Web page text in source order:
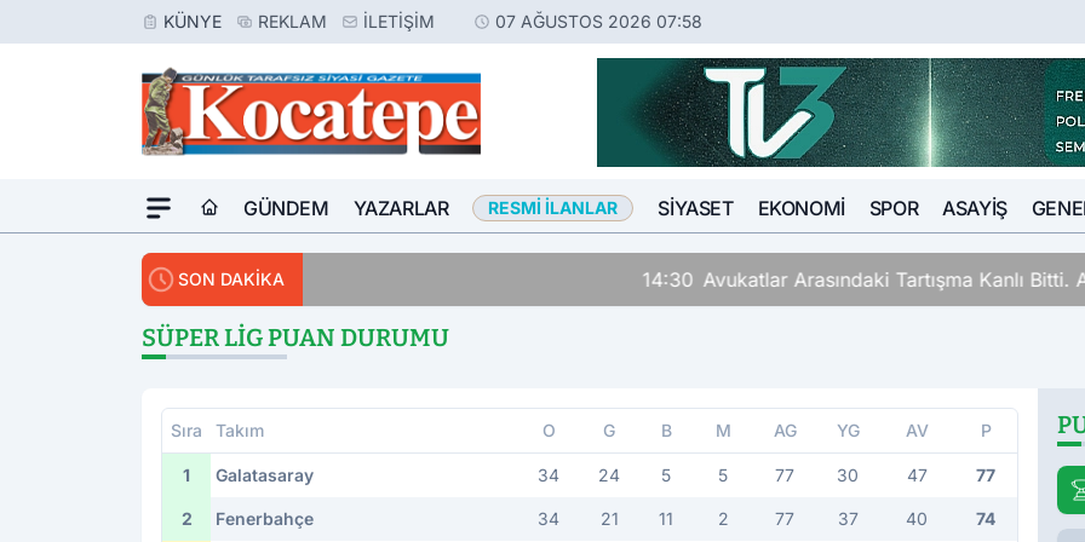
KÜNYE REKLAM İLETIŞIM 07 AĞUSTOS 2026 07:58
GÜNDEM YAZARLAR RESMI İLANLAR SIYASET EKONOMI SPOR ASAYIŞ
SON DAKİKA Avukatlar Arasındaki Tartışma Kanlı Bitti. Avukat Tartıştığı
SÜPER LIG PUAN DURUMU
Sıra Takım O G B M AG YG AV P
1 Galatasaray 34 24 5 5 77 30 47 77
2 Fenerbahçe 34 21 11 2 77 37 40 74